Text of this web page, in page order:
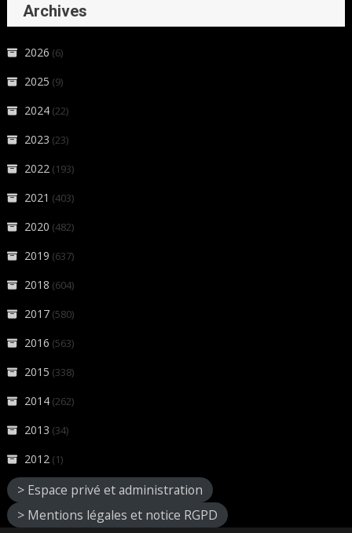
Archives
2026 (6)
2025 (9)
2024 (22)
2023 (23)
2022 (193)
2021 (403)
2020 (482)
2019 (637)
2018 (604)
2017 (580)
2016 (563)
2015 (338)
2014 (262)
2013 (34)
2012 (1)
> Espace privé et administration
> Mentions légales et notice RGPD